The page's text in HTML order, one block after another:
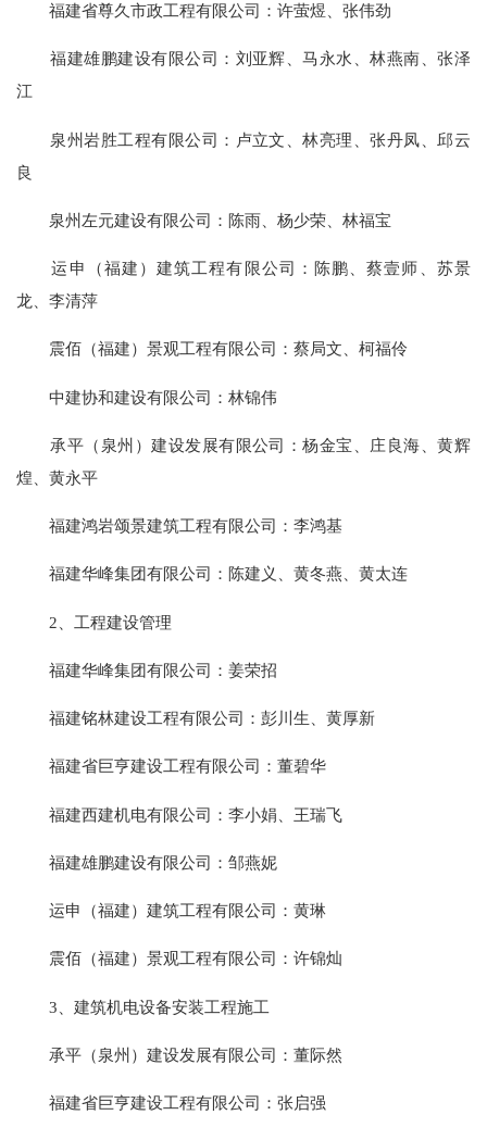
福建省尊久市政工程有限公司：许萤煜、张伟劲
福建雄鹏建设有限公司：刘亚辉、马永水、林燕南、张泽
江
泉州岩胜工程有限公司：卢立文、林亮理、张丹凤、邱云
良
泉州左元建设有限公司：陈雨、杨少荣、林福宝
运申（福建）建筑工程有限公司：陈鹏、蔡壹师、苏景
龙、李清萍
震佰（福建）景观工程有限公司：蔡局文、柯福伶
中建协和建设有限公司：林锦伟
承平（泉州）建设发展有限公司：杨金宝、庄良海、黄辉
煌、黄永平
福建鸿岩颂景建筑工程有限公司：李鸿基
福建华峰集团有限公司：陈建义、黄冬燕、黄太连
2、工程建设管理
福建华峰集团有限公司：姜荣招
福建铭林建设工程有限公司：彭川生、黄厚新
福建省巨亨建设工程有限公司：董碧华
福建西建机电有限公司：李小娟、王瑞飞
福建雄鹏建设有限公司：邹燕妮
运申（福建）建筑工程有限公司：黄琳
震佰（福建）景观工程有限公司：许锦灿
3、建筑机电设备安装工程施工
承平（泉州）建设发展有限公司：董际然
福建省巨亨建设工程有限公司：张启强